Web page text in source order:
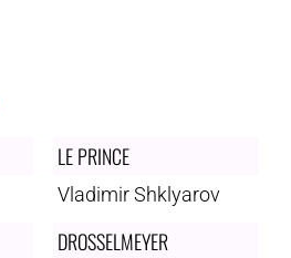
LE PRINCE
Vladimir Shklyarov
DROSSELMEYER